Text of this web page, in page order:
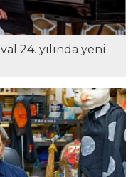
24. yılında yeni